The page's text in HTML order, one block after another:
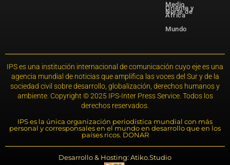
Medio
Oriente y
Norte de
África
Mundo
IPS es una institución internacional de comunicación cuyo eje es una
agencia mundial de noticias que amplifica las voces del Sur y de la
sociedad civil sobre desarrollo, globalización, derechos humanos y
ambiente. Copyright © 2025 IPS-Inter Press Service. Todos los
derechos reservados.
IPS es la única organización periodística mundial con más
personal y corresponsales en el mundo en desarrollo que en los
países ricos. DONAR
Desarrollo & Hosting: Atiko.Studio